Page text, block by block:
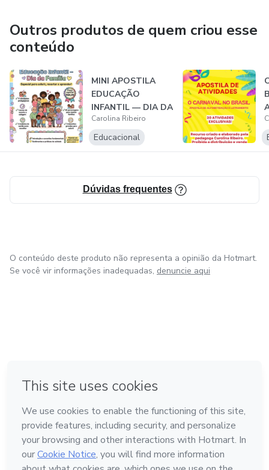
chance de ter um material de excelência por um preço
irrecusável. Clique aqui agora e garanta o seu Zig-Zag!
Outros produtos de quem criou esse
conteúdo
MINI APOSTILA
EDUCAÇÃO
INFANTIL — DIA DA
FAMÍLIA
Carolina Ribeiro
Educacional
Dúvidas frequentes
O conteúdo deste produto não representa a opinião da Hotmart.
Se você vir informações inadequadas, denuncie aqui
Feito com ❤ em Bogotá
Conheça a Hotmart